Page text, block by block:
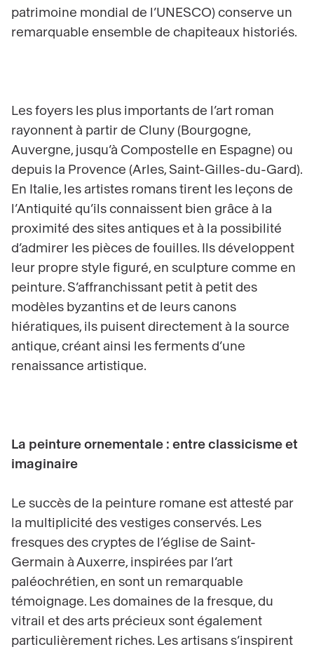
patrimoine mondial de l’UNESCO) conserve un
remarquable ensemble de chapiteaux historiés.
Les foyers les plus importants de l’art roman
rayonnent à partir de Cluny (Bourgogne,
Auvergne, jusqu’à Compostelle en Espagne) ou
depuis la Provence (Arles, Saint-Gilles-du-Gard).
En Italie, les artistes romans tirent les leçons de
l’Antiquité qu’ils connaissent bien grâce à la
proximité des sites antiques et à la possibilité
d’admirer les pièces de fouilles. Ils développent
leur propre style figuré, en sculpture comme en
peinture. S’affranchissant petit à petit des
modèles byzantins et de leurs canons
hiératiques, ils puisent directement à la source
antique, créant ainsi les ferments d’une
renaissance artistique.
La peinture ornementale : entre classicisme et
imaginaire
Le succès de la peinture romane est attesté par
la multiplicité des vestiges conservés. Les
fresques des cryptes de l’église de Saint-
Germain à Auxerre, inspirées par l’art
paléochrétien, en sont un remarquable
témoignage. Les domaines de la fresque, du
vitrail et des arts précieux sont également
particulièrement riches. Les artisans s’inspirent